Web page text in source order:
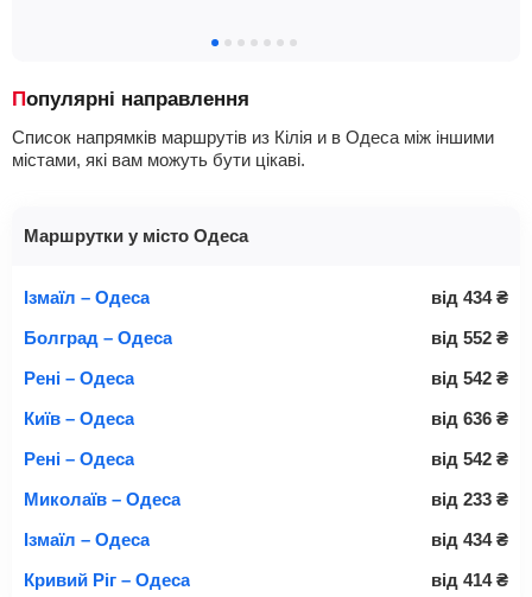
Популярні направлення
Список напрямків маршрутів из Кілія и в Одеса між іншими
містами, які вам можуть бути цікаві.
Маршрутки у місто Одеса
Ізмаїл – Одеса від 434 ₴
Болград – Одеса
від 552 ₴
Рені – Одеса
від 542 ₴
Київ – Одеса
від 636 ₴
Рені – Одеса
від 542 ₴
Миколаїв – Одеса
від 233 ₴
Ізмаїл – Одеса
від 434 ₴
Кривий Ріг – Одеса
від 414 ₴